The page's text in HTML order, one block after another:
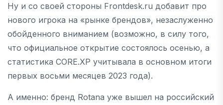
Ну и со своей стороны Frontdesk.ru добавит про
нового игрока на «рынке брендов», незаслуженно
обойденного вниманием (возможно, в силу того,
что официальное открытие состоялось осенью, а
статистика CORE.XP учитывала в основном итоги
первых восьми месяцев 2023 года).
А именно: бренд Rotana уже вышел на российский